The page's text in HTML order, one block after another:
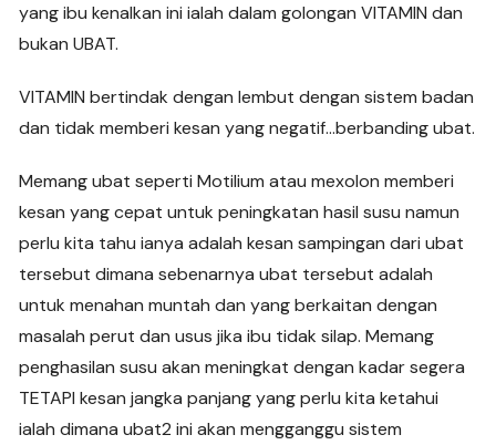
yang ibu kenalkan ini ialah dalam golongan VITAMIN dan
bukan UBAT.
VITAMIN bertindak dengan lembut dengan sistem badan
dan tidak memberi kesan yang negatif…berbanding ubat.
Memang ubat seperti Motilium atau mexolon memberi
kesan yang cepat untuk peningkatan hasil susu namun
perlu kita tahu ianya adalah kesan sampingan dari ubat
tersebut dimana sebenarnya ubat tersebut adalah
untuk menahan muntah dan yang berkaitan dengan
masalah perut dan usus jika ibu tidak silap. Memang
penghasilan susu akan meningkat dengan kadar segera
TETAPI kesan jangka panjang yang perlu kita ketahui
ialah dimana ubat2 ini akan mengganggu sistem